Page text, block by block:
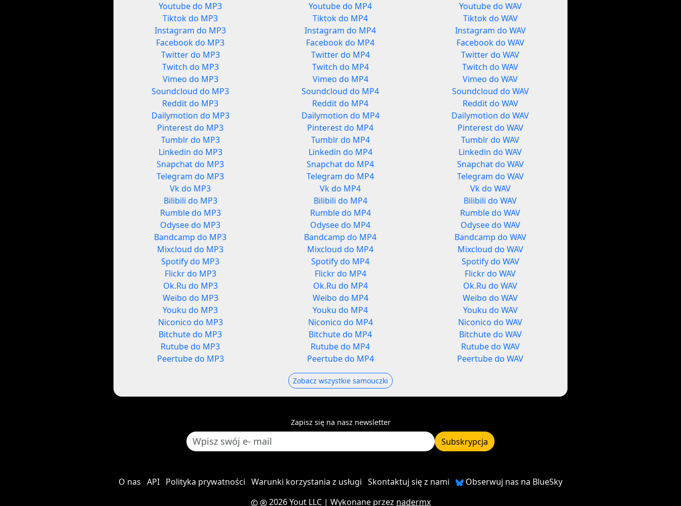
Youtube do MP3
Tiktok do MP3
Instagram do MP3
Facebook do MP3
Twitter do MP3
Twitch do MP3
Vimeo do MP3
Soundcloud do MP3
Reddit do MP3
Dailymotion do MP3
Pinterest do MP3
Tumblr do MP3
Linkedin do MP3
Snapchat do MP3
Telegram do MP3
Vk do MP3
Bilibili do MP3
Rumble do MP3
Odysee do MP3
Bandcamp do MP3
Mixcloud do MP3
Spotify do MP3
Flickr do MP3
Ok.Ru do MP3
Weibo do MP3
Youku do MP3
Niconico do MP3
Bitchute do MP3
Rutube do MP3
Peertube do MP3
Youtube do MP4
Tiktok do MP4
Instagram do MP4
Facebook do MP4
Twitter do MP4
Twitch do MP4
Vimeo do MP4
Soundcloud do MP4
Reddit do MP4
Dailymotion do MP4
Pinterest do MP4
Tumblr do MP4
Linkedin do MP4
Snapchat do MP4
Telegram do MP4
Vk do MP4
Bilibili do MP4
Rumble do MP4
Odysee do MP4
Bandcamp do MP4
Mixcloud do MP4
Spotify do MP4
Flickr do MP4
Ok.Ru do MP4
Weibo do MP4
Youku do MP4
Niconico do MP4
Bitchute do MP4
Rutube do MP4
Peertube do MP4
Youtube do WAV
Tiktok do WAV
Instagram do WAV
Facebook do WAV
Twitter do WAV
Twitch do WAV
Vimeo do WAV
Soundcloud do WAV
Reddit do WAV
Dailymotion do WAV
Pinterest do WAV
Tumblr do WAV
Linkedin do WAV
Snapchat do WAV
Telegram do WAV
Vk do WAV
Bilibili do WAV
Rumble do WAV
Odysee do WAV
Bandcamp do WAV
Mixcloud do WAV
Spotify do WAV
Flickr do WAV
Ok.Ru do WAV
Weibo do WAV
Youku do WAV
Niconico do WAV
Bitchute do WAV
Rutube do WAV
Peertube do WAV
Zobacz wszystkie samouczki
Zapisz się na nasz newsletter
Subskrypcja
O nas API Polityka prywatności Warunki korzystania z usługi Skontaktuj się z nami
Obserwuj nas na BlueSky
2026 Yout LLC| Wykonane przez nadermx